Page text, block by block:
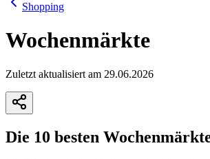
Shopping
Wochenmärkte
Zuletzt aktualisiert am 29.06.2026
Die 10 besten